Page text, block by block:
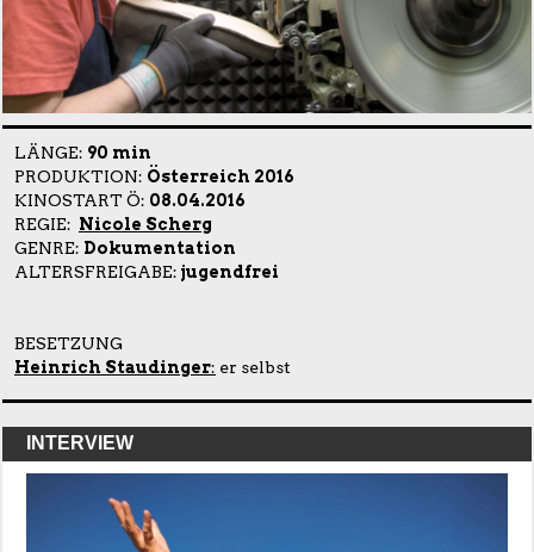
LÄNGE: 90 min
PRODUKTION: Österreich 2016
KINOSTART Ö: 08.04.2016
REGIE: Nicole Scherg
GENRE: Dokumentation
ALTERSFREIGABE: jugendfrei
BESETZUNG
Heinrich Staudinger: er selbst
INTERVIEW